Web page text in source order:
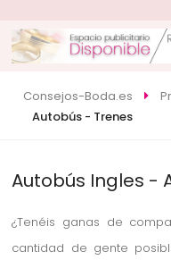
Consejos-Boda.es
Autobús - Trenes
Autobús Ingles -
¿Tenéis ganas de
cantidad de gente